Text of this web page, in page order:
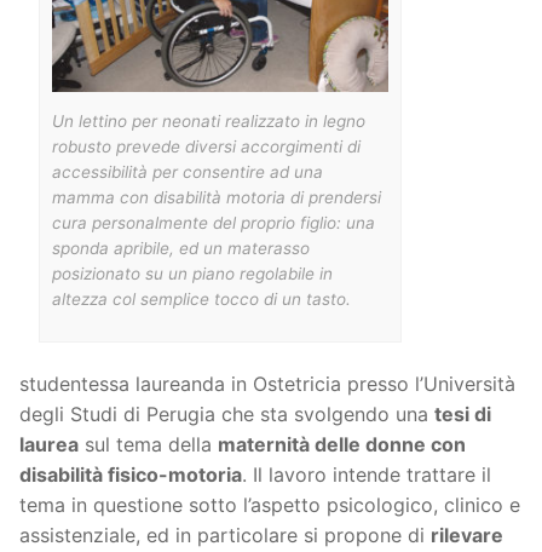
Un lettino per neonati realizzato in legno
robusto prevede diversi accorgimenti di
accessibilità per consentire ad una
mamma con disabilità motoria di prendersi
cura personalmente del proprio figlio: una
sponda apribile, ed un materasso
posizionato su un piano regolabile in
altezza col semplice tocco di un tasto.
studentessa laureanda in Ostetricia presso l’Università
degli Studi di Perugia che sta svolgendo una tesi di
laurea sul tema della maternità delle donne con
disabilità fisico-motoria. Il lavoro intende trattare il
tema in questione sotto l’aspetto psicologico, clinico e
assistenziale, ed in particolare si propone di rilevare